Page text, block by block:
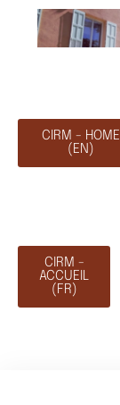
CIRM - HOME
(EN)
CIRM -
ACCUEIL
(FR)